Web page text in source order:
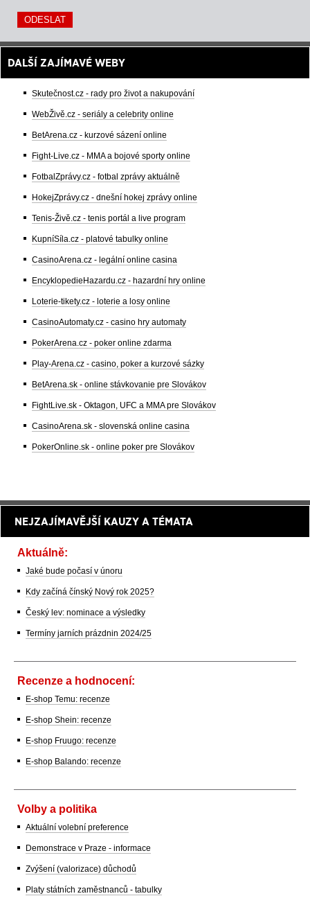
DALŠÍ ZAJÍMAVÉ WEBY
Skutečnost.cz - rady pro život a nakupování
WebŽivě.cz - seriály a celebrity online
BetArena.cz - kurzové sázení online
Fight-Live.cz - MMA a bojové sporty online
FotbalZprávy.cz - fotbal zprávy aktuálně
HokejZprávy.cz - dnešní hokej zprávy online
Tenis-Živě.cz - tenis portál a live program
KupníSíla.cz - platové tabulky online
CasinoArena.cz - legální online casina
EncyklopedieHazardu.cz - hazardní hry online
Loterie-tikety.cz - loterie a losy online
CasinoAutomaty.cz - casino hry automaty
PokerArena.cz - poker online zdarma
Play-Arena.cz - casino, poker a kurzové sázky
BetArena.sk - online stávkovanie pre Slovákov
FightLive.sk - Oktagon, UFC a MMA pre Slovákov
CasinoArena.sk - slovenská online casina
PokerOnline.sk - online poker pre Slovákov
NEJZAJÍMAVĚJŠÍ KAUZY A TÉMATA
Aktuálně:
Jaké bude počasí v únoru
Kdy začíná čínský Nový rok 2025?
Český lev: nominace a výsledky
Termíny jarních prázdnin 2024/25
Recenze a hodnocení:
E-shop Temu: recenze
E-shop Shein: recenze
E-shop Fruugo: recenze
E-shop Balando: recenze
Volby a politika
Aktuální volební preference
Demonstrace v Praze - informace
Zvýšení (valorizace) důchodů
Platy státních zaměstnanců - tabulky